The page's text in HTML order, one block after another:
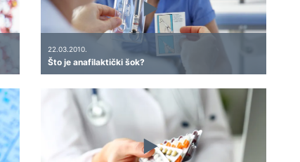
22.03.2010.
Što je anafilaktički šok?